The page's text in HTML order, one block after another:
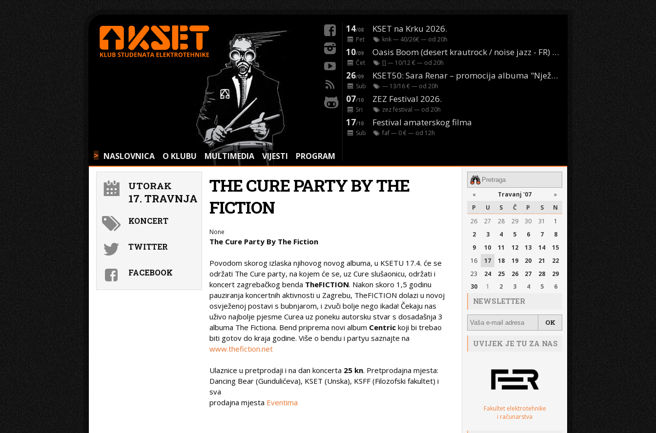
> NASLOVNICA O KLUBU MULTIMEDIA VIJESTI PROGRAM
14/08 KSET na Krku 2026.
Pet knk— 40/26€ — od 20h
10/09 Oasis Boom (desert krautrock / noise jazz - FR) @ KONTEJNER
Čet [] — 10/12 € — od 20h
26/09 KSET50: Sara Renar – promocija albuma "Nježne riječi" @ Močvara
Sub — 13/16 € — od 20h
07/10 ZEZ Festival 2026.
Sri zez festival — od 20h
17/10 Festival amaterskog filma
Sub faf— 0 € — od 12h
THE CURE PARTY BY THE
FICTION
None
The Cure Party By The Fiction
Povodom skorog izlaska njihovog novog albuma, u KSETU 17.4. će se
održati The Cure party, na kojem će se, uz Cure slušaonicu, održati i
koncert zagrebačkog benda TheFICTION. Nakon skoro 1,5 godinu
pauziranja koncertnih aktivnosti u Zagrebu, TheFICTION dolazi u novoj
osvježenoj postavi s bubnjarom, i zvuči bolje nego ikada! Čekaju nas
uživo najbolje pjesme Curea uz poneku autorsku stvar s dosadašnja 3
albuma The Fictiona. Bend priprema novi album Centrickoji bi trebao
biti gotov do kraja godine. Više o bendu i partyu saznajte na
www.thefiction.net
Ulaznice u pretprodaji i na dan koncerta 25 kn. Pretprodajna mjesta:
Dancing Bear (Gundulićeva), KSET (Unska), KSFF (Filozofski fakultet) i
sva
prodajna mjesta Eventima
UTORAK
17. TRAVNJA
KONCERT
TWITTER
FACEBOOK
« Travanj '07
»
P
U S Č P S
N
26
27 28 29 30 31
1
2
3 4 5 6 7
8
9
10 11 12 13 14
15
16
17 18 19 20 21
22
23
24 25 26 27 28
29
30
1 2 3 4 5 6
NEWSLETTER
UVIJEK JE TU ZA NAS
Fakultet elektrotehnike
i računarstva